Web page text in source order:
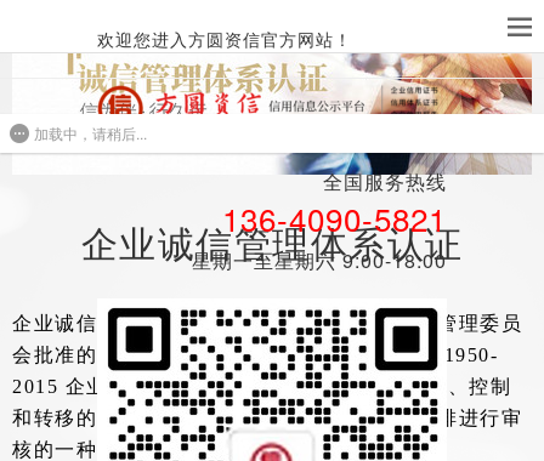
欢迎您进入方圆资信官方网站！
全国服务热线​​
136-4090-5821
星期一至星期六 9:00-18:00
企业诚信管理体系认证
企业诚信管理体系认证是由国家认证认可监督管理委员
会批准的认证机构，依据国家标准：《GB/T 31950-
2015 企业诚信管理体系》对企业信用风险防范、控制
和转移的管理技术、业务操作及相关的制度安排进行审
核的一种认证服务。
加载中，请稍后...